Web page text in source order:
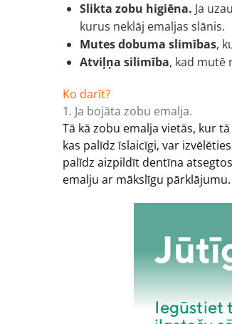
Slikta zobu higiēna. Ja
kurus neklāj emaljas slānis.
Mutes dobuma slimības,
Atviļņa silimība, kad mutē
Ko darīt?
1. Ja bojāta zobu emalja.
Tā kā zobu emalja vietās, kur
kas palīdz īslaicīgi, var
palīdz aizpildīt dentīna
emalju ar mākslīgu pārklājumu.